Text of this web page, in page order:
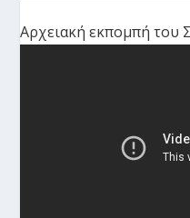
Αρχειακή εκπομπή του